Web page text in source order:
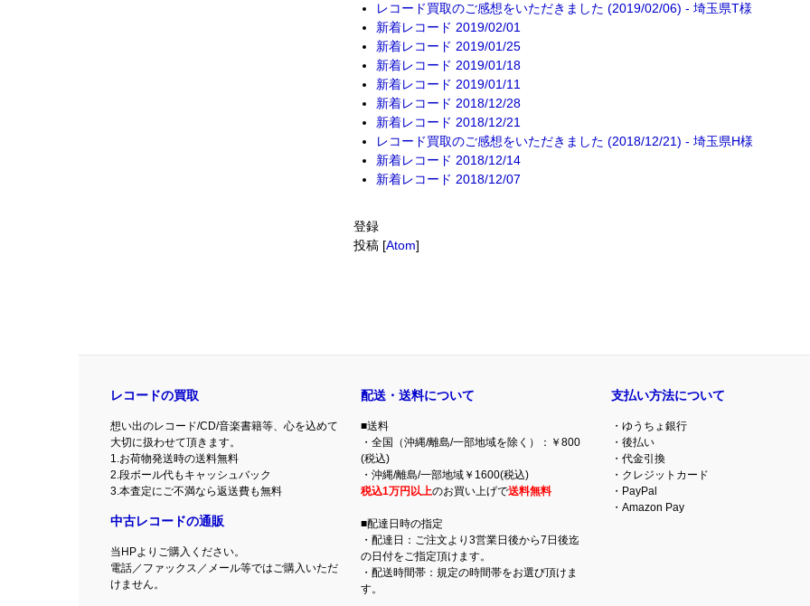
レコード買取のご感想をいただきました (2019/02/06) - 埼玉県T様
新着レコード 2019/02/01
新着レコード 2019/01/25
新着レコード 2019/01/18
新着レコード 2019/01/11
新着レコード 2018/12/28
新着レコード 2018/12/21
レコード買取のご感想をいただきました (2018/12/21) - 埼玉県H様
新着レコード 2018/12/14
新着レコード 2018/12/07
登録
投稿 [Atom]
レコードの買取
想い出のレコード/CD/音楽書籍等、心を込めて
大切に扱わせて頂きます。
1.お荷物発送時の送料無料
2.段ボール代もキャッシュバック
3.本査定にご不満なら返送費も無料
中古レコードの通販
当HPよりご購入ください。
電話／ファックス／メール等ではご購入いただ
けません。
配送・送料について
■送料
・全国（沖縄/離島/一部地域を除く）：￥800
(税込)
・沖縄/離島/一部地域￥1600(税込)
税込1万円以上のお買い上げで送料無料
■配達日時の指定
・配達日：ご注文より3営業日後から7日後迄
の日付をご指定頂けます。
・配送時間帯：規定の時間帯をお選び頂けま
す。
支払い方法について
・ゆうちょ銀行
・後払い
・代金引換
・クレジットカード
・PayPal
・Amazon Pay